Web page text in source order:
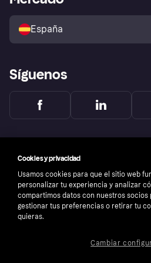
Política de protección al
comprador de Klarna
Reclamaciones
España
Síguenos
Cookies y privacidad
Usamos cookies para que el sitio web
personalizar tu experiencia y analizar
compartimos datos con nuestros socios
gestionar tus preferencias o retirar tu
quieras.
Cambiar